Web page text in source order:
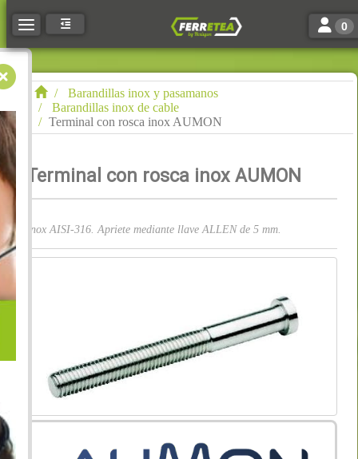
Toggle navigation Toggle
0
Barandillas inox y pasamanos
Barandillas inox de cable
Terminal con rosca inox AUMON
Terminal con rosca inox AUMON
Inox AISI-316. Apriete mediante llave ALLEN de 5 mm.